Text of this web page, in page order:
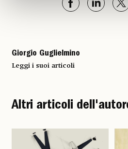
Giorgio Guglielmino
Leggi i suoi articoli
Altri articoli